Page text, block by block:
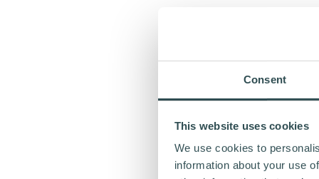
Consent
This website uses cookies
We use cookies to
information about your use
Ebike